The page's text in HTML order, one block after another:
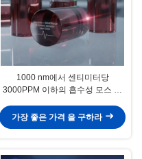
1000 nm에서 센티미터당
3000PPM 이하의 흡수성 모스 경
레이저 시스템에 이상적입니다
가장 좋은 가격 을 구하라